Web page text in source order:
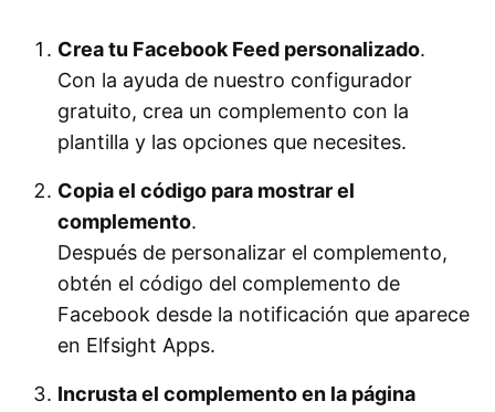
Crea tu Facebook Feed personalizado.
Con la ayuda de nuestro configurador
gratuito, crea un complemento con la
plantilla y las opciones que necesites.
Copia el código para mostrar el
complemento.
Después de personalizar el complemento,
obtén el código del complemento de
Facebook desde la notificación que aparece
en Elfsight Apps.
Incrusta el complemento en la página